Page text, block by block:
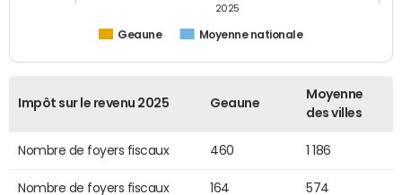
Geaune Moyenne nationale
2025
Impôt sur le revenu 2025 Geaune
Moyenne
des villes
Nombre de foyers fiscaux 460 1 186
Nombre de foyers fiscaux
164 574